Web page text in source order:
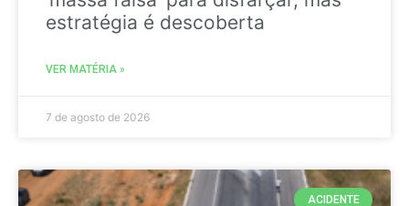
estratégia é descoberta
VER MATÉRIA »
7 de agosto de 2026
ACIDENTE